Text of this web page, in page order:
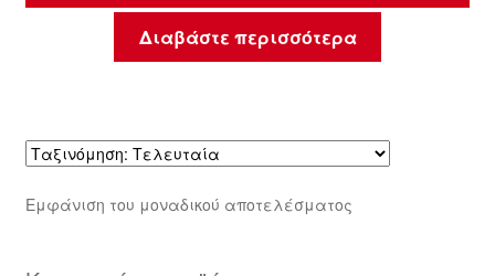
Διαβάστε περισσότερα
Εμφάνιση του μοναδικού αποτελέσματος